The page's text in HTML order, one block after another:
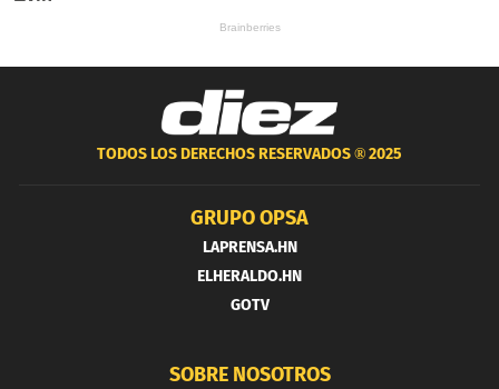
TODOS LOS DERECHOS RESERVADOS ®2025
GRUPO OPSA
LAPRENSA.HN
ELHERALDO.HN
GOTV
SOBRE NOSOTROS